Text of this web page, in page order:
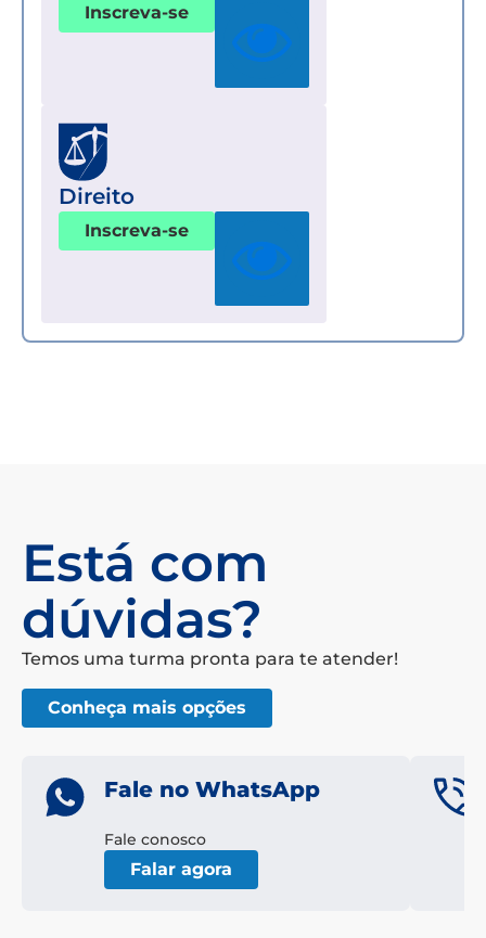
Inscreva-se
Direito
Inscreva-se
Está com
dúvidas?
Temos uma turma pronta para te atender!
Conheça mais opções
Fale no WhatsApp
Fale conosco
Falar agora